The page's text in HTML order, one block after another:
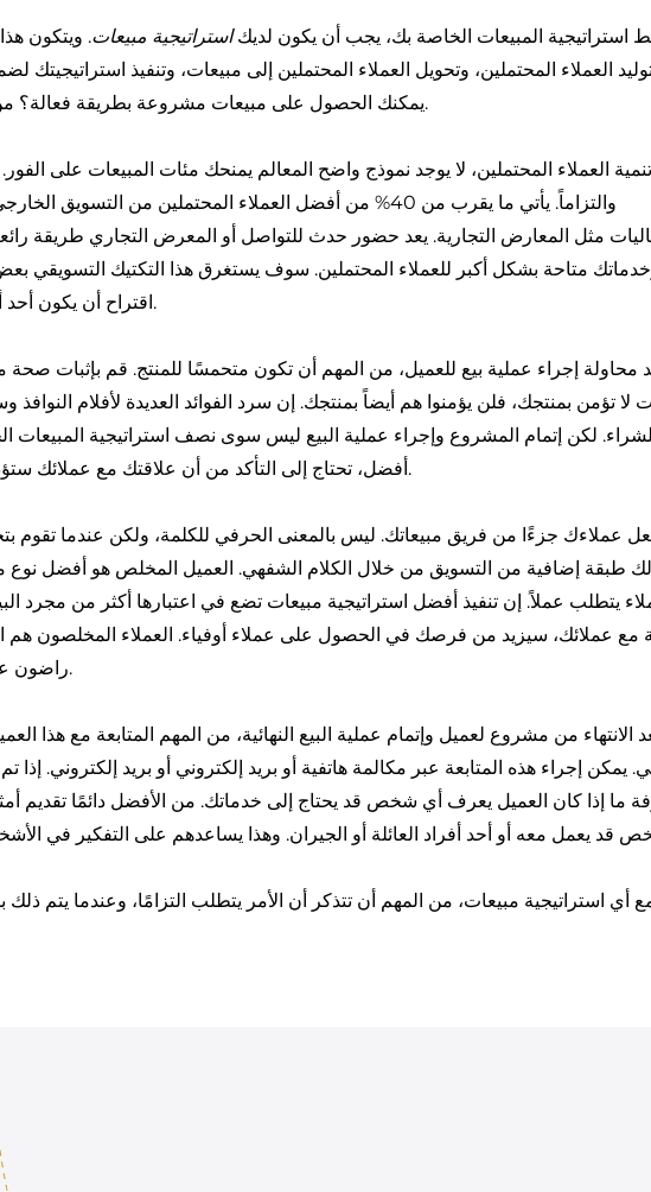
استراتيجية المبيعات الخاصة بك، يجب أن يكون لديكاستراتيجية مبيعات. ويتكون
العملاء المحتملين، وتحويل العملاء المحتملين إلى مبيعات، وتنفيذ
يمكنك الحصول على مبيعات مشروعة بطريقة فعالة؟ من خلال تقليل التركيز على البيع لمرة واحدة.
العملاء المحتملين، لا يوجد نموذج واضح المعالم يمنحك مئات المبيعات على
والتزاماً.
مثل المعارض التجارية. يعد حضور حدث للتواصل أو المعرض التجاري طريقة
متاحة بشكل أكبر للعملاء المحتملين. سوف يستغرق هذا التكتيك التسويقي
اقتراح أن يكون أحد أفضل الطرق للحصول على عملاء محتملين.
محاولة إجراء عملية بيع للعميل، من المهم أن تكون متحمسًا للمنتج. قم بإثبات صحة
لا تؤمن بمنتجك، فلن يؤمنوا هم أيضاً بمنتجك. إن سرد الفوائد العديدة لأفلام
لكن إتمام المشروع وإجراء عملية البيع ليس سوى نصف استراتيجية المبيعات
أفضل، تحتاج إلى التأكد من أن علاقتك مع عملائك ستؤدي إلى متابعة المبيعات والعملاء المخلصين.
عملاءك جزءًا من فريق مبيعاتك. ليس بالمعنى الحرفي للكلمة، ولكن عندما تقوم
لك طبقة إضافية من التسويق من خلال الكلام الشفهي. العميل المخلص هو أفضل نوع
يتطلب عملاً. إن تنفيذ أفضل استراتيجية مبيعات تضع في اعتبارها أكثر من مجرد
مع عملائك، سيزيد من فرصك في الحصول على عملاء أوفياء. العملاء المخلصون هم
راضون عن خدماتك، وسيحيلون خدماتك إلى الآخرين.
الانتهاء من مشروع لعميل وإتمام عملية البيع النهائية، من المهم المتابعة مع هذا
يمكن إجراء هذه المتابعة عبر مكالمة هاتفية أو بريد إلكتروني أو بريد إلكتروني.
ما إذا كان العميل يعرف أي شخص قد يحتاج إلى خدماتك. من الأفضل دائمًا تقديم
قد يعمل معه أو أحد أفراد العائلة أو الجيران. وهذا يساعدهم على التفكير في
أي استراتيجية مبيعات، من المهم أن تتذكر أن الأمر يتطلب التزامًا، وعندما يتم